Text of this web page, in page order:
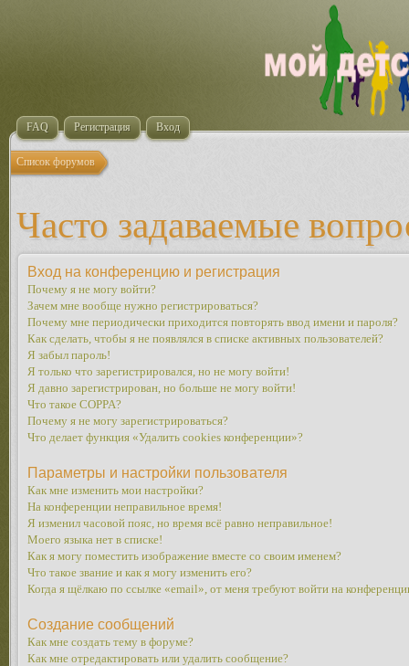
FAQ Регистрация Вход
Список форумов
Часто задаваемые
Вход на конференцию и регистрация
Почему я не могу войти?
Зачем мне вообще нужно регистрироваться?
Почему мне периодически приходится повторять ввод имени и пароля?
Как сделать, чтобы я не появлялся в списке активных пользователей?
Я забыл пароль!
Я только что зарегистрировался, но не могу войти!
Я давно зарегистрирован, но больше не могу войти!
Что такое COPPA?
Почему я не могу зарегистрироваться?
Что делает функция «Удалить cookies конференции»?
Параметры и настройки пользователя
Как мне изменить мои настройки?
На конференции неправильное время!
Я изменил часовой пояс, но время всё равно неправильное!
Моего языка нет в списке!
Как я могу поместить изображение вместе со своим именем?
Что такое звание и как я могу изменить его?
Когда я щёлкаю по ссылке «email», от меня требуют войти на
Создание сообщений
Как мне создать тему в форуме?
Как мне отредактировать или удалить сообщение?